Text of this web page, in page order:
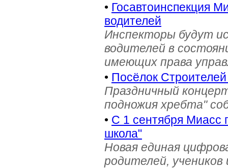
• Госавтоинспекция
водителей
Инспекторы будут
водителей в
имеющих права
• Посёлок
Праздничный
подножия хребта"
• С 1 сентября Миасс
школа"
Новая единая
родителей, учеников